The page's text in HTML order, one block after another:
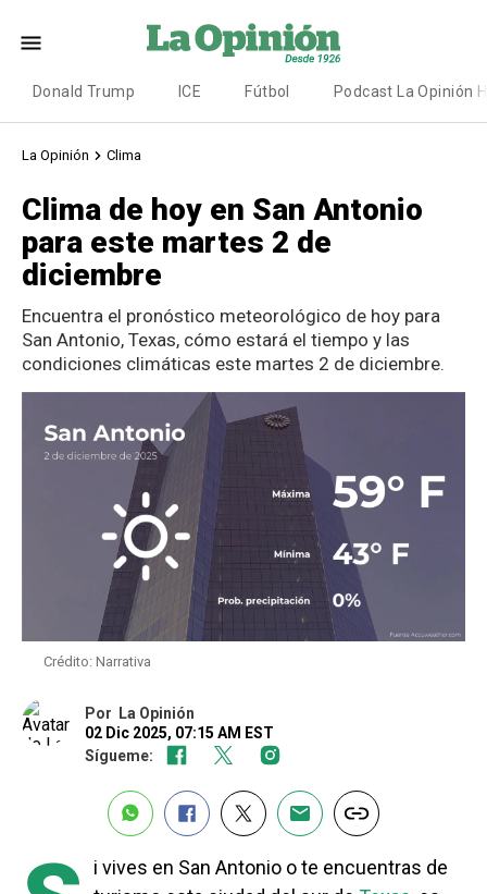
Donald Trump ICE Fútbol Podcast La Opinión
La Opinión Clima
Clima de hoy en San Antonio
para este martes 2 de
diciembre
Encuentra el pronóstico meteorológico de hoy para
San Antonio, Texas, cómo estará el tiempo y las
condiciones climáticas este martes 2 de diciembre.
Crédito: Narrativa
Por
La Opinión
02 Dic 2025, 07:15 AM EST
Sígueme:
i vives en San Antonio o te encuentras de